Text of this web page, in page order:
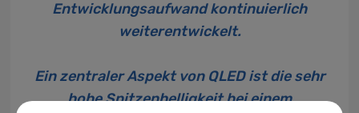
Entwicklungsaufwand kontinuierlich
weiterentwickelt.
Ein zentraler Aspekt von QLED ist die sehr
hohe Spitzenhelligkeit bei einem